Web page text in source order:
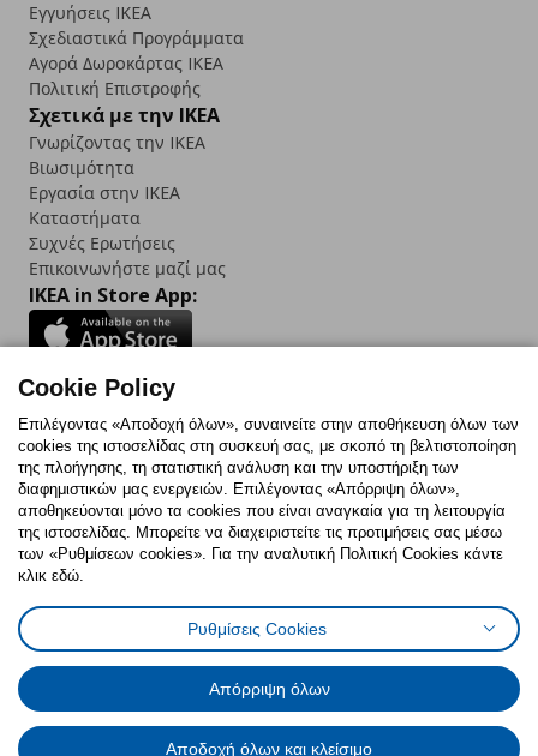
Εγγυήσεις IKEA
Σχεδιαστικά Προγράμματα
Αγορά Δωρoκάρτας IKEA
Πολιτική Επιστροφής
Σχετικά με την IKEA
Γνωρίζοντας την IKEA
Βιωσιμότητα
Εργασία στην IKEA
Καταστήματα
Συχνές Ερωτήσεις
Επικοινωνήστε μαζί μας
IKEA in Store App:
Follow us:
FacebookInstagram
TikTokYoutubePinterestTwitter
Πολιτική CookiesΔήλωση ψηφιακής προσβασιμότητας
Ρυθμίσεις cookiesΌροι Χρήσης
Γενική Πολιτική Προσωπικών Δεδομένων
Πολιτική Προσωπικών Δεδομένων για ΙΚΕΑ.gr
Κώδικας Καταναλωτικής Δεοντολογίας
Cookie Policy
Επιλέγοντας «Αποδοχή όλων», συναινείτε στην αποθήκευση όλων των
cookies της ιστοσελίδας στη συσκευή σας, με σκοπό τη βελτιστοποίηση
της πλοήγησης, τη στατιστική ανάλυση και την υποστήριξη των
διαφημιστικών μας ενεργειών. Επιλέγοντας «Απόρριψη όλων»,
αποθηκεύονται μόνο τα cookies που είναι αναγκαία για τη λειτουργία
της ιστοσελίδας. Μπορείτε να διαχειριστείτε τις προτιμήσεις σας μέσω
των «Ρυθμίσεων cookies». Για την αναλυτική Πολιτική Cookies κάντε
κλικ εδώ.
Ρυθμίσεις Cookies
Απόρριψη όλων
Αποδοχή όλων και κλείσιμο